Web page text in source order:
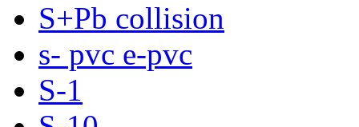
S+Pb collision
s- pvc e-pvc
S-1